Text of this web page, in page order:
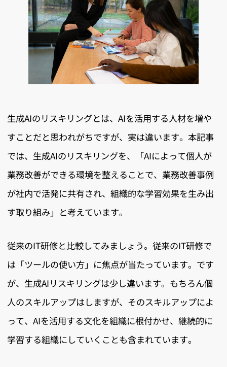
生成AIのリスキリングとは、AIを活用する人材を増や
すことだと思われがちですが、実は違います。本記事
では、生成AIのリスキリングを、「AIによって個人が
業務改善ができる環境を整えることで、業務改善事例
が社内で活発に共有され、組織的な学習効果を生み出
す取り組み」と考えています。
従来のIT研修と比較してみましょう。従来のIT研修で
は「ツールの使い方」に焦点が当たっています。です
が、生成AIリスキリングは少し違います。もちろん個
人のスキルアップはしますが、そのスキルアップによ
って、AIを活用する文化を組織に根付かせ、継続的に
学習する組織にしていくことも含まれています。